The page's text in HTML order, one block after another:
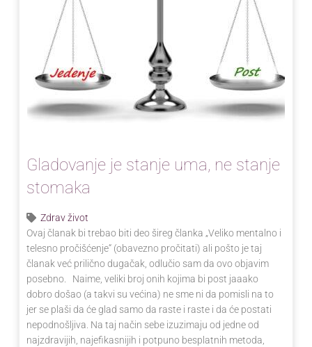
Gladovanje je stanje uma, ne stanje
stomaka
Zdrav život
Ovaj članak bi trebao biti deo šireg članka „Veliko mentalno i
telesno pročišćenje“ (obavezno pročitati) ali pošto je taj
članak već prilično dugačak, odlučio sam da ovo objavim
posebno. Naime, veliki broj onih kojima bi post jaaako
dobro došao (a takvi su većina) ne sme ni da pomisli na to
jer se plaši da će glad samo da raste i raste i da će postati
nepodnošljiva. Na taj način sebe izuzimaju od jedne od
najzdravijih, najefikasnijih i potpuno besplatnih metoda,